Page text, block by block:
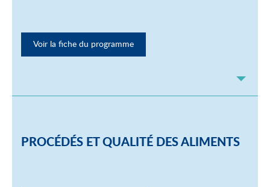
Voir la fiche du programme
PROCÉDÉS ET QUALITÉ DES ALIMENTS